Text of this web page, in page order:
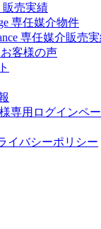
販売実績
専任媒介物件
専任媒介販売
お客様の声
専用ログインペ
イバシーポリシー